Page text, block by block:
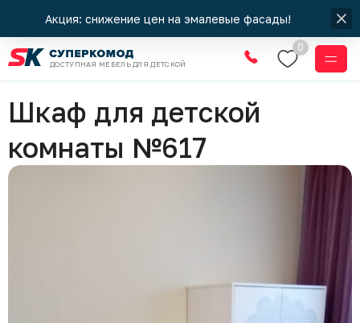
Акция: снижение цен на эмалевые фасады!
ДОСТУПНАЯ МЕБЕЛЬ ДЛЯ ДЕТСКОЙ
0
Мебель для детской комнаты
Шкаф для детской
комнаты №617